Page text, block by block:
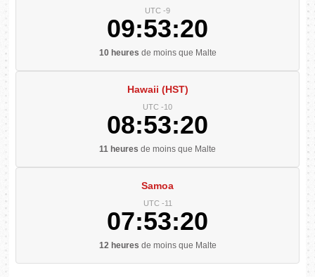
UTC -9
09:53:21
10 heures de moins que Malte
Hawaii (HST)
UTC -10
08:53:21
11 heures de moins que Malte
Samoa
UTC -11
07:53:21
12 heures de moins que Malte